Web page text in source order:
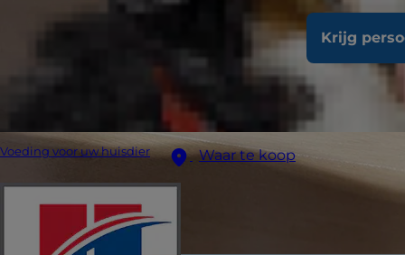
Krijg
Voeding voor uw huisdier Waar te koop